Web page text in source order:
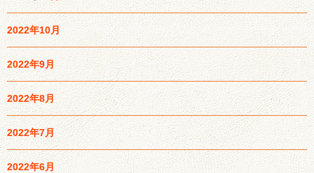
2022年10月
2022年9月
2022年8月
2022年7月
2022年6月